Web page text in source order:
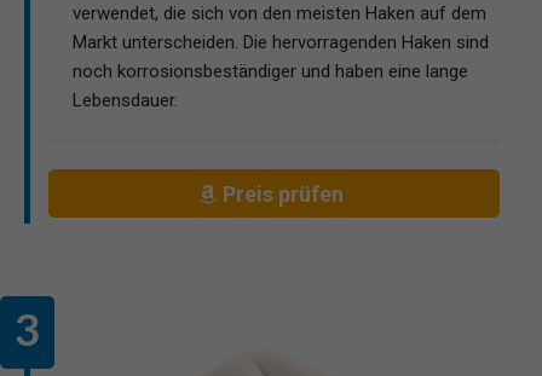
verwendet, die sich von den meisten Haken auf dem
Markt unterscheiden. Die hervorragenden Haken sind
noch korrosionsbeständiger und haben eine lange
Lebensdauer.
Preis prüfen